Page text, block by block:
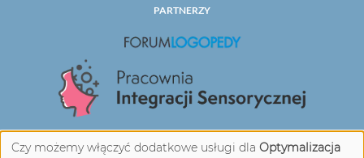
PARTNERZY
Czy możemy włączyć dodatkowe usługi dla Optymalizacja